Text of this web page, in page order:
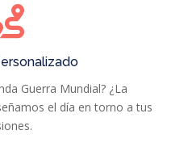
Guerra Mundial? ¿La
el día en torno a tus